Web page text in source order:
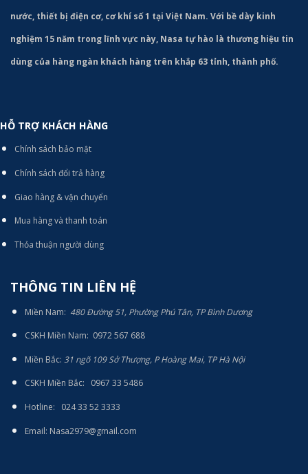
nước, thiết bị điện cơ, cơ khí số 1 tại Việt Nam. Với bề dày kinh
nghiệm 15 năm trong lĩnh vực này, Nasa tự hào là thương hiệu tin
dùng của hàng ngàn khách hàng trên khắp 63 tỉnh, thành phố.
HỖ TRỢ KHÁCH HÀNG
Chính sách bảo mật
Chính sách đổi trả hàng
Giao hàng & vận chuyển
Mua hàng và thanh toán
Thỏa thuận người dùng
THÔNG TIN LIÊN HỆ
Miền Nam: 480 Đường 51, Phường Phú Tân, TP Bình Dương
CSKH Miền Nam: 0972 567 688
Miền Bắc: 31 ngõ 109 Sở Thượng, P Hoàng Mai, TP Hà Nội
CSKH Miền Bắc: 0967 33 5486
Hotline: 024 33 52 3333
Email: Nasa2979@gmail.com